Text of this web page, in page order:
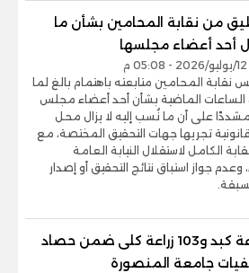
من نقابة المحامين بشأن ما
أحد أعضاء مجلسها
نقابة المحامين متابعته باهتمام بالغ لما
الساعات الماضية بشأن أحد أعضاء مجلس
مشددًا على أن ما نُسب إليه لا يزال محل
قانونية تجريها جهات التحقيق المختصة، مع
الكامل لاستقلال النيابة العامة
وعدم جواز استباق نتائج التحقيق أو إصدار
139 زراعة كبد و103 زراعة كلى ضمن حصاد
جامعة المنصورة